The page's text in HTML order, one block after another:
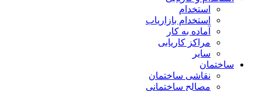
استخدام
استخدام بازاریاب
آماده به کار
مراکز کاریابی
سایر
ساختمان
نقاشی ساختمان
مصالح ساختمانی